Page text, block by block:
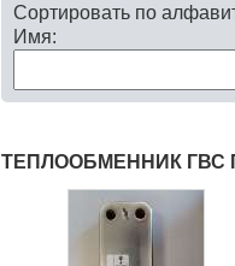
Сортировать по
Имя:
ТЕПЛООБМЕННИК ГВС